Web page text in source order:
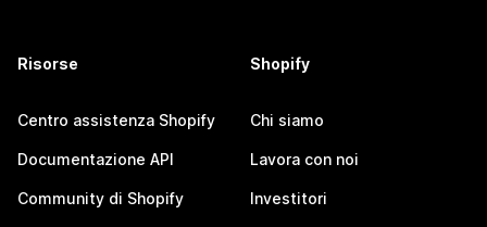
Risorse
Centro assistenza Shopify
Documentazione API
Community di Shopify
Shopify
Chi siamo
Lavora con noi
Investitori